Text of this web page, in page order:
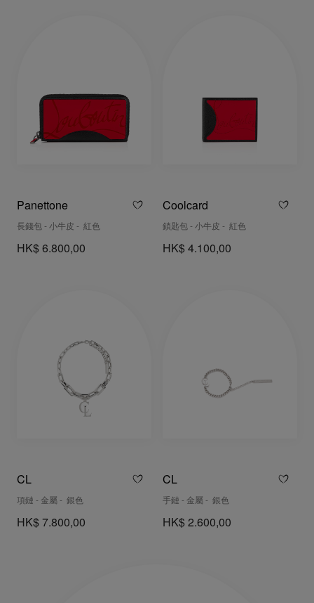
Panettone
長錢包 - 小牛皮 - 紅色
HK$ 6.800,00
Coolcard
鎖匙包 - 小牛皮 - 紅色
HK$ 4.100,00
CL
項鏈 - 金屬 - 銀色
HK$ 7.800,00
CL
手鏈 - 金屬 - 銀色
HK$ 2.600,00